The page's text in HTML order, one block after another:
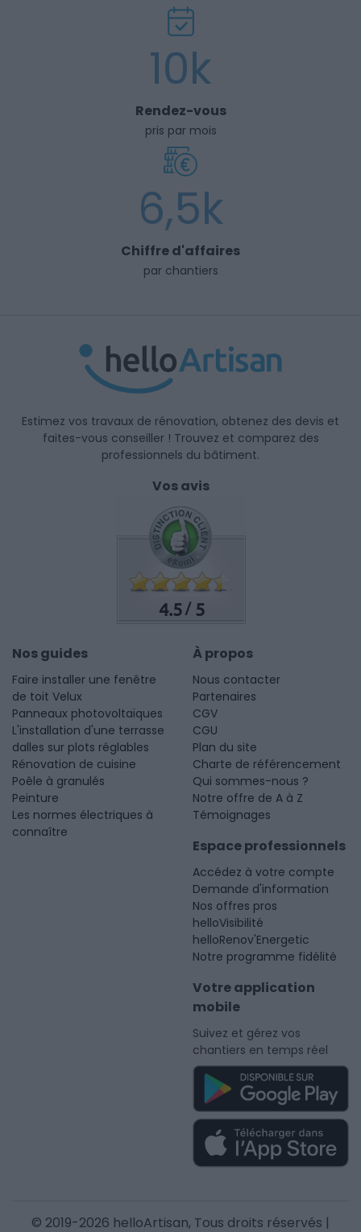
10k
Rendez-vous
pris par mois
6,5k
Chiffre d'affaires
par chantiers
Estimez vos travaux de rénovation, obtenez des devis et
faites-vous conseiller ! Trouvez et comparez des
professionnels du bâtiment.
Vos avis
4.5 /5
Nos guides
Faire installer une fenêtre
de toit Velux
Panneaux photovoltaïques
L'installation d'une terrasse
dalles sur plots réglables
Rénovation de cuisine
Poêle à granulés
Peinture
Les normes électriques à
connaître
À propos
Nous contacter
Partenaires
CGV
CGU
Plan du site
Charte de référencement
Qui sommes-nous ?
Notre offre de A à Z
Témoignages
Espace professionnels
Accédez à votre compte
Demande d'information
Nos offres pros
helloVisibilité
helloRenov'Energetic
Notre programme fidélité
Votre application
mobile
Suivez et gérez vos
chantiers en temps réel
© 2019-2026 helloArtisan, Tous droits réservés |